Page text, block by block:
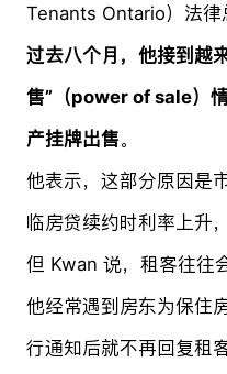
Tenants Ontario）法律
过去八个月，他接到越
售”（power of sale）
产挂牌出售。
他表示，这部分原因是
临房贷续约时利率上升
但 Kwan 说，租客往往
他经常遇到房东为保住
行通知后就不再回复租